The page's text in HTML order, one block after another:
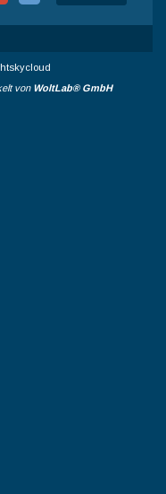
von WoltLab® GmbH